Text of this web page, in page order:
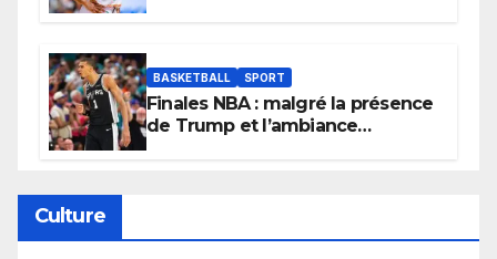
BASKETBALL SPORT
Finales NBA : malgré la présence
de Trump et l’ambiance
Culture